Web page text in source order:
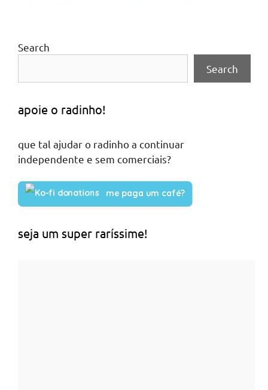
Search
Search
apoie o radinho!
que tal ajudar o radinho a continuar
independente e sem comerciais?
me paga um café?
seja um super raríssime!